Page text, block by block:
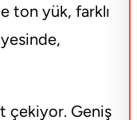
ton yük, farklı
çekiyor. Geniş